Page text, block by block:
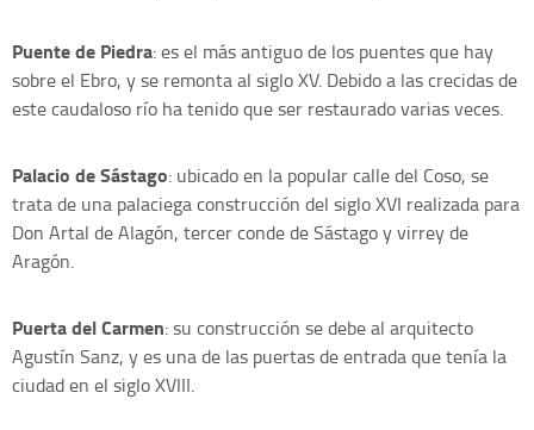
Puente de Piedra: es el más antiguo de los puentes que hay
sobre el Ebro, y se remonta al siglo XV. Debido a las crecidas de
este caudaloso río ha tenido que ser restaurado varias veces.
Palacio de Sástago: ubicado en la popular calle del Coso, se
trata de una palaciega construcción del siglo XVI realizada para
Don Artal de Alagón, tercer conde de Sástago y virrey de
Aragón.
Puerta del Carmen: su construcción se debe al arquitecto
Agustín Sanz, y es una de las puertas de entrada que tenía la
ciudad en el siglo XVIII.